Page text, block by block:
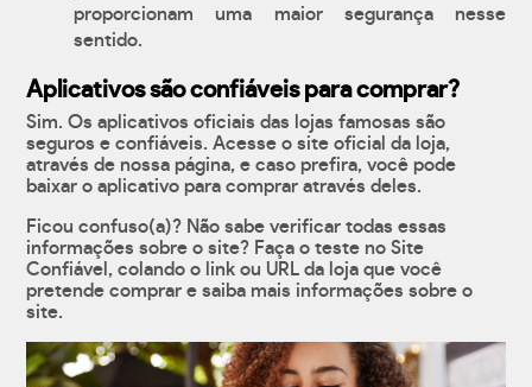
proporcionam uma maior segurança nesse
sentido.
Aplicativos são confiáveis para comprar?
Sim. Os aplicativos oficiais das lojas famosas são
seguros e confiáveis. Acesse o site oficial da loja,
através de nossa página, e caso prefira, você pode
baixar o aplicativo para comprar através deles.
Ficou confuso(a)? Não sabe verificar todas essas
informações sobre o site? Faça o teste no Site
Confiável, colando o link ou URL da loja que você
pretende comprar e saiba mais informações sobre o
site.